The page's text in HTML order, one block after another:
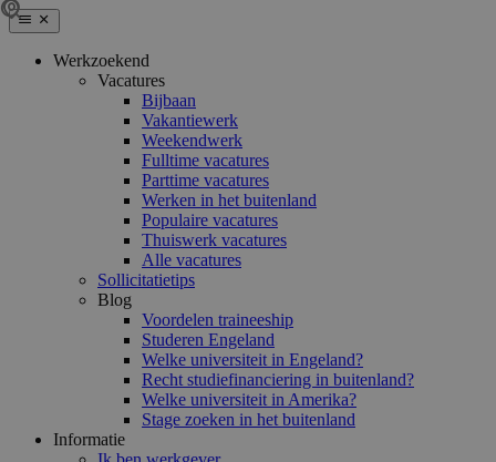
Werkzoekend
Vacatures
Bijbaan
Vakantiewerk
Weekendwerk
Fulltime vacatures
Parttime vacatures
Werken in het buitenland
Populaire vacatures
Thuiswerk vacatures
Alle vacatures
Sollicitatietips
Blog
Voordelen traineeship
Studeren Engeland
Welke universiteit in Engeland?
Recht studiefinanciering in buitenland?
Welke universiteit in Amerika?
Stage zoeken in het buitenland
Informatie